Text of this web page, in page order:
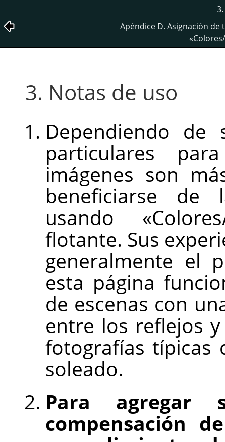
Apéndice D. Asignación
3. Notas de uso
Dependiendo de
particulares
imágenes son
beneficiarse de
usando
flotante. Sus
generalmente el
esta página
de escenas con
entre los reflejos
fotografías típicas
soleado.
Para agregar
compensación